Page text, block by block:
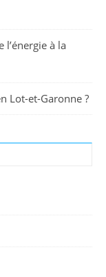
à la
Lot-et-Garonne ?